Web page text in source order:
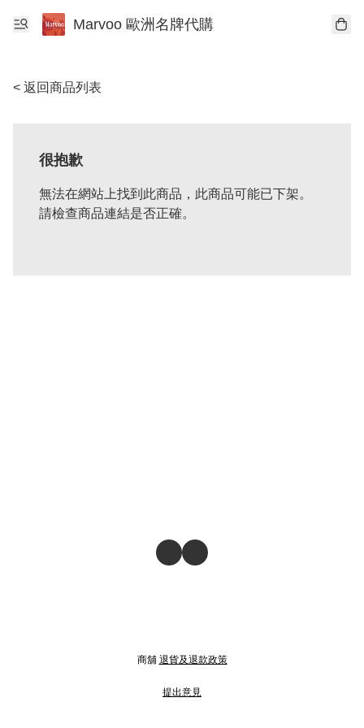
Marvoo 歐洲名牌代購
< 返回商品列表
很抱歉
無法在網站上找到此商品，此商品可能已下架。
請檢查商品連結是否正確。
商舖 退貨及退款政策
提出意見